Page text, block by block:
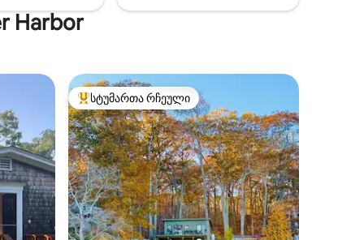
Harbor
სტუმართა რჩეული მოწინავე ვარიანტი
სტუმართა რჩეული